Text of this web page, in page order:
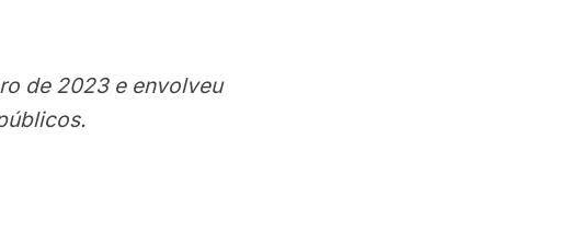
de 2023 e envolveu